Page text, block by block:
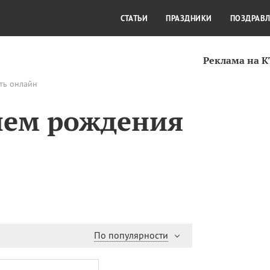
онлайн
рождения
По популярности
Реклама на
КУЛЬТУРА
СТАТЬИ ПРАЗДНИКИ